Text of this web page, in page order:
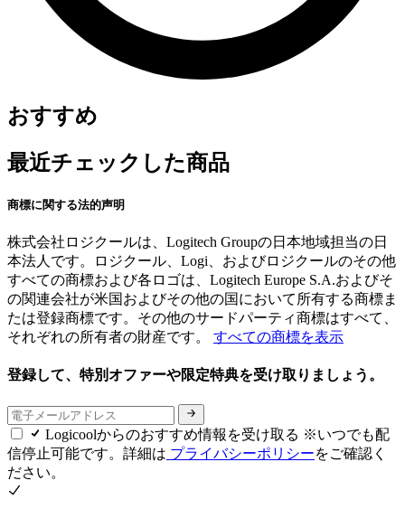
おすすめ
最近チェックした商品
商標に関する法的声明
株式会社ロジクールは、Logitech Groupの日本地域担当の日
本法人です。ロジクール、Logi、およびロジクールのその他
すべての商標および各ロゴは、Logitech Europe S.A.およびそ
の関連会社が米国およびその他の国において所有する商標ま
たは登録商標です。その他のサードパーティ商標はすべて、
それぞれの所有者の財産です。 すべての商標を表示
登録して、特別オファーや限定特典を受け取りましょう。
Logicoolからのおすすめ情報を受け取る ※いつでも配
信停止可能です。詳細は プライバシーポリシーをご確認く
ださい。